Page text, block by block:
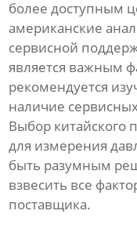
более доступным
американские
сервисной
является важным
рекомендуется
наличие
Выбор китайского
для измерения
быть разумным
взвесить все
поставщика.